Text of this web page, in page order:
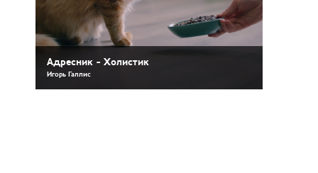
Адресник - Холистик
Игорь Галлис